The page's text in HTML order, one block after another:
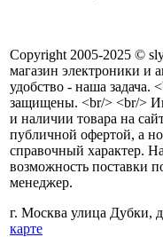
Copyright 2005-2025 ©
магазин электроники и
удобство - наша задача.
защищены. <br/> <br/>
и наличии товара на
публичной офертой, а
справочный характер.
возможность поставки
менеджер.
г. Москва улица Дубки,
карте